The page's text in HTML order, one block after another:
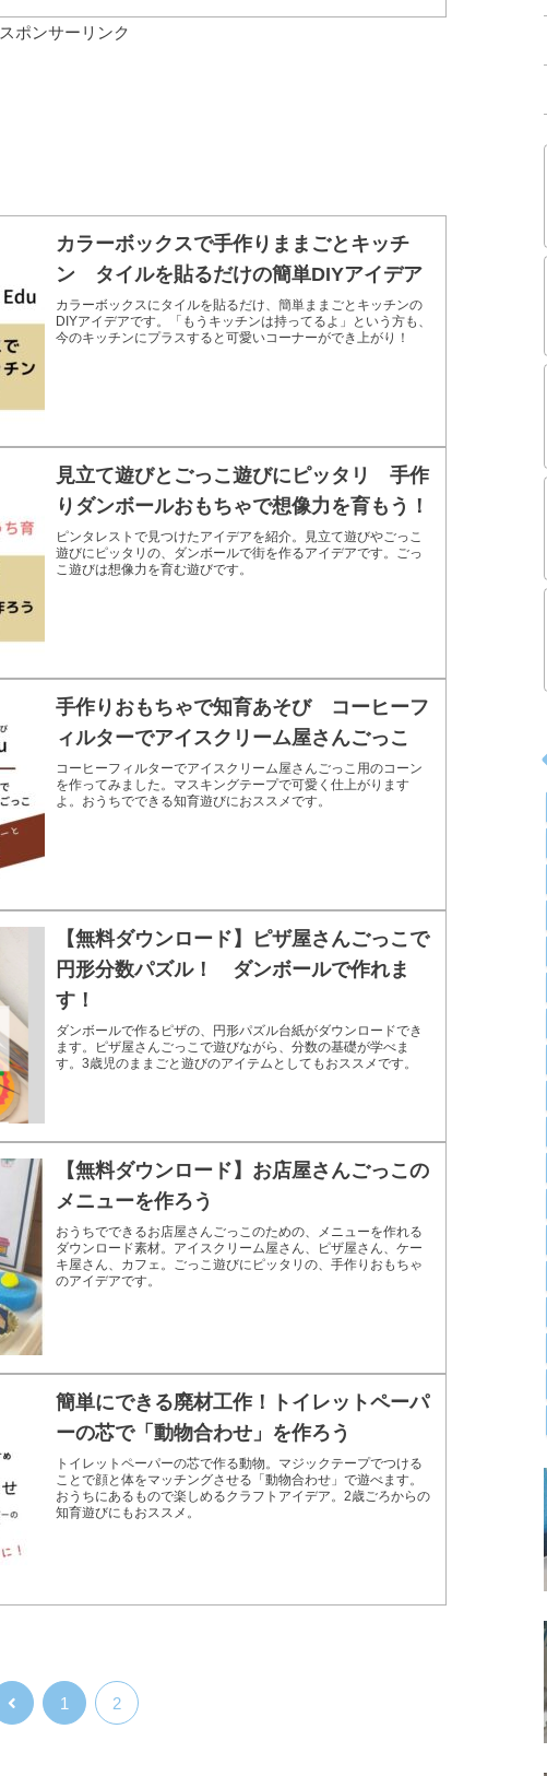
スポンサーリンク
カラーボックスで手作りままごとキッチ
ン タイルを貼るだけの簡単DIYアイデア
カラーボックスにタイルを貼るだけ、簡単ままごとキッチンの
DIYアイデアです。「もうキッチンは持ってるよ」という方も、
今のキッチンにプラスすると可愛いコーナーができ上がり！
見立て遊びとごっこ遊びにピッタリ 手作
りダンボールおもちゃで想像力を育もう！
ピンタレストで見つけたアイデアを紹介。見立て遊びやごっこ
遊びにピッタリの、ダンボールで街を作るアイデアです。ごっ
こ遊びは想像力を育む遊びです。
手作りおもちゃで知育あそび コーヒーフ
ィルターでアイスクリーム屋さんごっこ
コーヒーフィルターでアイスクリーム屋さんごっこ用のコーン
を作ってみました。マスキングテープで可愛く仕上がります
よ。おうちでできる知育遊びにおススメです。
【無料ダウンロード】ピザ屋さんごっこで
円形分数パズル！ ダンボールで作れま
す！
ダンボールで作るピザの、円形パズル台紙がダウンロードでき
ます。ピザ屋さんごっこで遊びながら、分数の基礎が学べま
す。3歳児のままごと遊びのアイテムとしてもおススメです。
【無料ダウンロード】お店屋さんごっこの
メニューを作ろう
おうちでできるお店屋さんごっこのための、メニューを作れる
ダウンロード素材。アイスクリーム屋さん、ピザ屋さん、ケー
キ屋さん、カフェ。ごっこ遊びにピッタリの、手作りおもちゃ
のアイデアです。
簡単にできる廃材工作！トイレットペーパ
ーの芯で「動物合わせ」を作ろう
トイレットペーパーの芯で作る動物。マジックテープでつける
ことで顔と体をマッチングさせる「動物合わせ」で遊べます。
おうちにあるもので楽しめるクラフトアイデア。2歳ごろからの
知育遊びにもおススメ。
前 1 2